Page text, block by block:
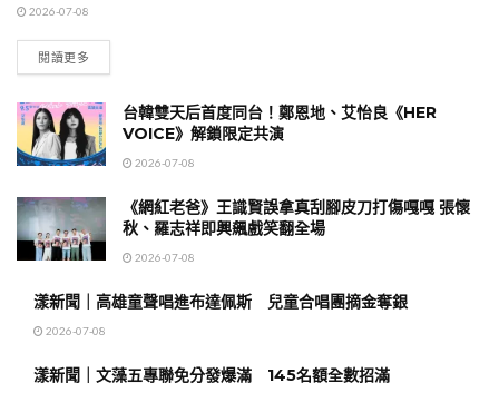
2026-07-08
閱讀更多
台韓雙天后首度同台！鄭恩地、艾怡良《HER
VOICE》解鎖限定共演
2026-07-08
《網紅老爸》王識賢誤拿真刮腳皮刀打傷嘎嘎 張懷
秋、羅志祥即興飆戲笑翻全場
2026-07-08
漾新聞｜高雄童聲唱進布達佩斯 兒童合唱團摘金奪銀
2026-07-08
漾新聞｜文藻五專聯免分發爆滿 145名額全數招滿